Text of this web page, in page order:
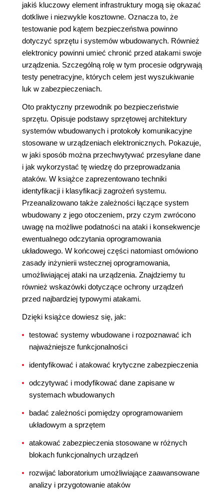
jakiś kluczowy element infrastruktury mogą się okazać
dotkliwe i niezwykle kosztowne. Oznacza to, że
testowanie pod kątem bezpieczeństwa powinno
dotyczyć sprzętu i systemów wbudowanych. Również
elektronicy powinni umieć chronić przed atakami swoje
urządzenia. Szczególną rolę w tym procesie odgrywają
testy penetracyjne, których celem jest wyszukiwanie
luk w zabezpieczeniach.
Oto praktyczny przewodnik po bezpieczeństwie
sprzętu. Opisuje podstawy sprzętowej architektury
systemów wbudowanych i protokoły komunikacyjne
stosowane w urządzeniach elektronicznych. Pokazuje,
w jaki sposób można przechwytywać przesyłane dane
i jak wykorzystać tę wiedzę do przeprowadzania
ataków. W książce zaprezentowano techniki
identyfikacji i klasyfikacji zagrożeń systemu.
Przeanalizowano także zależności łączące system
wbudowany z jego otoczeniem, przy czym zwrócono
uwagę na możliwe podatności na ataki i konsekwencje
ewentualnego odczytania oprogramowania
układowego. W końcowej części natomiast omówiono
zasady inżynierii wstecznej oprogramowania,
umożliwiającej ataki na urządzenia. Znajdziemy tu
również wskazówki dotyczące ochrony urządzeń
przed najbardziej typowymi atakami.
Dzięki książce dowiesz się, jak:
testować systemy wbudowane i rozpoznawać ich
najważniejsze funkcjonalności
identyfikować i atakować krytyczne zabezpieczenia
odczytywać i modyfikować dane zapisane w
systemach wbudowanych
badać zależności pomiędzy oprogramowaniem
układowym a sprzętem
atakować zabezpieczenia stosowane w różnych
blokach funkcjonalnych urządzeń
rozwijać laboratorium umożliwiające zaawansowane
analizy i przygotowanie ataków